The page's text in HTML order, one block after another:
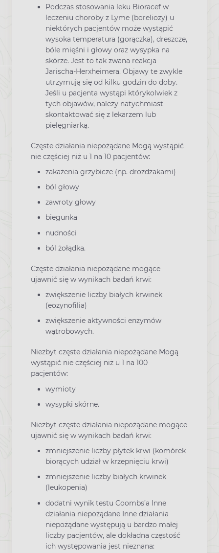
Podczas stosowania leku Bioracef w
leczeniu choroby z Lyme (boreliozy) u
niektórych pacjentów może wystąpić
wysoka temperatura (gorączka), dreszcze,
bóle mięśni i głowy oraz wysypka na
skórze. Jest to tak zwana reakcja
Jarischa-Herxheimera. Objawy te zwykle
utrzymują się od kilku godzin do doby.
Jeśli u pacjenta wystąpi którykolwiek z
tych objawów, należy natychmiast
skontaktować się z lekarzem lub
pielęgniarką.
Częste działania niepożądane Mogą wystąpić
nie częściej niż u 1 na 10 pacjentów:
zakażenia grzybicze (np. drożdżakami)
ból głowy
zawroty głowy
biegunka
nudności
ból żołądka.
Częste działania niepożądane mogące
ujawnić się w wynikach badań krwi:
zwiększenie liczby białych krwinek
(eozynofilia)
zwiększenie aktywności enzymów
wątrobowych.
Niezbyt częste działania niepożądane Mogą
wystąpić nie częściej niż u 1 na 100
pacjentów:
wymioty
wysypki skórne.
Niezbyt częste działania niepożądane mogące
ujawnić się w wynikach badań krwi:
zmniejszenie liczby płytek krwi (komórek
biorących udział w krzepnięciu krwi)
zmniejszenie liczby białych krwinek
(leukopenia)
dodatni wynik testu Coombs’a Inne
działania niepożądane Inne działania
niepożądane występują u bardzo małej
liczby pacjentów, ale dokładna częstość
ich występowania jest nieznana: